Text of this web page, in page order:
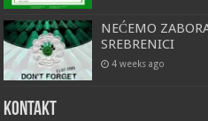
NEĆEMO
SREBRENICI
4 weeks ago
Kontakt